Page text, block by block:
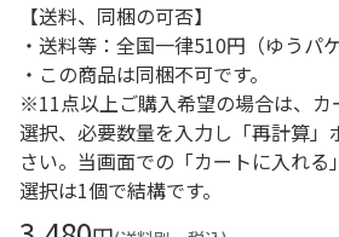
【送料、同梱の可否】
・送料等：全国一律510円（ゆうパ
・この商品は同梱不可です。
※11点以上ご購入希望の場合は、カ
選択、必要数量を入力し「再計算」
さい。当画面での「カートに入れる
選択は1個で結構です。